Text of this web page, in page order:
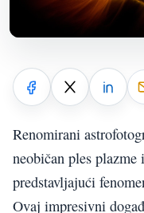
Renomirani
neobičan ples plazme
predstavljajući
Ovaj impresivni